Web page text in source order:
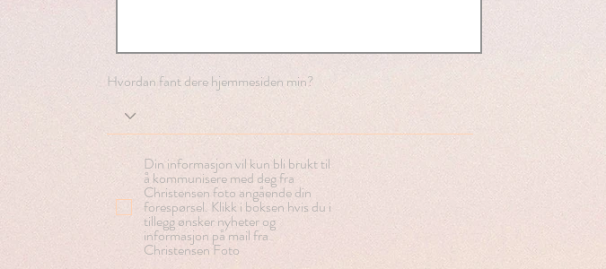
Hvordan fant dere hjemmesiden min?
Din informasjon vil kun bli brukt til
å kommunisere med deg fra
Christensen foto angående din
forespørsel. Klikk i boksen hvis du i
tillegg ønsker nyheter og
informasjon på mail fra
Christensen Foto